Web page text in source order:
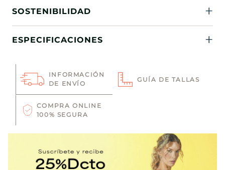
SOSTENIBILIDAD
ESPECIFICACIONES
INFORMACIÓN
DE ENVÍO
GUÍA DE TALLAS
COMPRA ONLINE
100% SEGURA